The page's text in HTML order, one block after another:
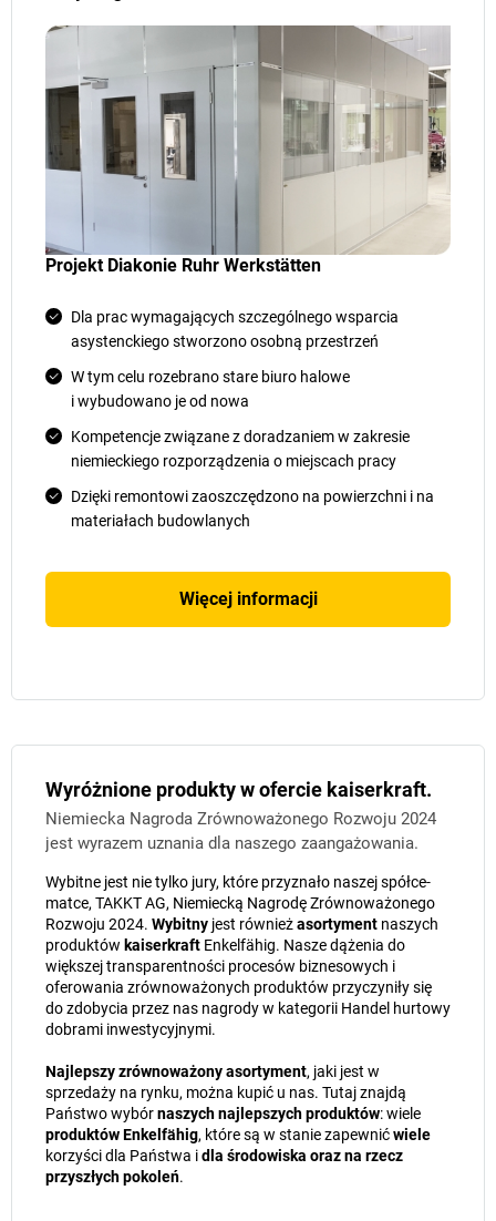
Projekt Diakonie Ruhr Werkstätten
Dla prac wymagających szczególnego wsparcia
asystenckiego stworzono osobną przestrzeń
W tym celu rozebrano stare biuro halowe
i wybudowano je od nowa
Kompetencje związane z doradzaniem w zakresie
niemieckiego rozporządzenia o miejscach pracy
Dzięki remontowi zaoszczędzono na powierzchni i na
materiałach budowlanych
Więcej informacji
Wyróżnione produkty w ofercie kaiserkraft.
Niemiecka Nagroda Zrównoważonego Rozwoju 2024
jest wyrazem uznania dla naszego zaangażowania.
Wybitne jest nie tylko jury, które przyznało naszej spółce-
matce, TAKKT AG, Niemiecką Nagrodę Zrównoważonego
Rozwoju 2024. Wybitny jest równieżasortyment naszych
produktów kaiserkraft Enkelfähig. Nasze dążenia do
większej transparentności procesów biznesowych i
oferowania zrównoważonych produktów przyczyniły się
do zdobycia przez nas nagrody w kategorii Handel hurtowy
dobrami inwestycyjnymi.
Najlepszy zrównoważony asortyment, jaki jest w
sprzedaży na rynku, można kupić u nas. Tutaj znajdą
Państwo wybórnaszych najlepszych produktów: wiele
produktów Enkelfähig, które są w stanie zapewnićwiele
korzyści dla Państwa idla środowiska oraz na rzecz
przyszłych pokoleń.